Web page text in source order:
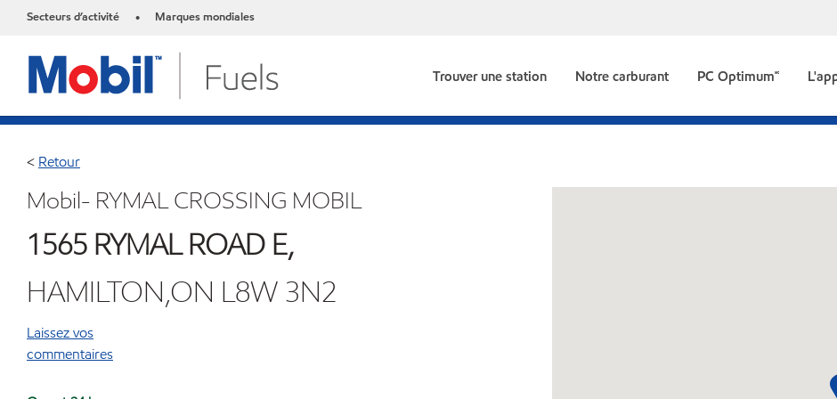
Secteurs d’activité • Marques mondiales
Trouver une station Notre carburant PC Optimum🅪
< Retour
Mobil- RYMAL CROSSING MOBIL
1565 RYMAL ROAD E,
HAMILTON,ON L8W 3N2
Laissez vos
commentaires